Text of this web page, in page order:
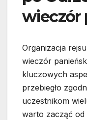
wieczór
Organizacja
wieczór
kluczowych
przebiegło
uczestnikom
warto zacząć od